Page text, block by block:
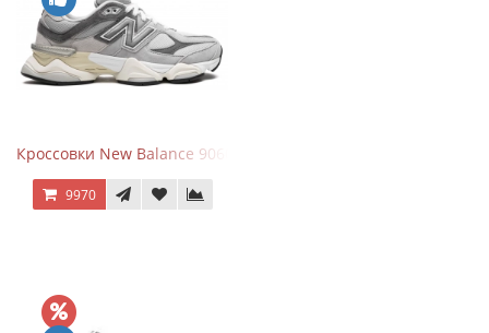
Кроссовки New Balance 9060 Rain Cloud Grey
9970